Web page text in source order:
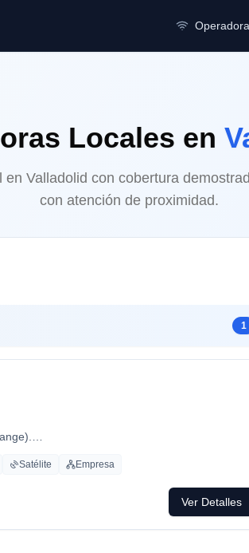
Locales en
en Valladolid con cobertura
con atención de proximidad.
1
Satélite Empresa
Ver Detalles